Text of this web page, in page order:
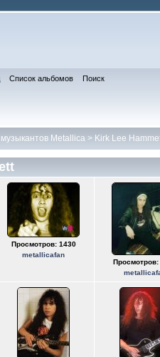
Список альбомов Поиск
Metallica > Kirk Lee
Просмотров: 1430
metallicafan
Просмотров: